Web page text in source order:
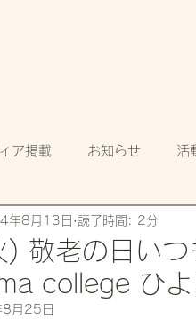
ア掲載 お知らせ 活
開催告知 賛助会員
敬老の日いつ
college ひよ
年8月13日 読了時間: 2分
月25日